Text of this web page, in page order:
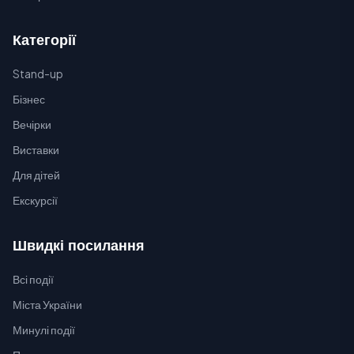
Категорії
Stand-up
Бізнес
Вечірки
Виставки
Для дітей
Екскурсії
Швидкі посилання
Всі події
Міста України
Минулі події